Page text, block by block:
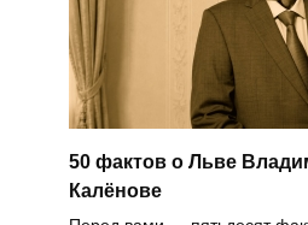
50 фактов о Льве
Калёнове